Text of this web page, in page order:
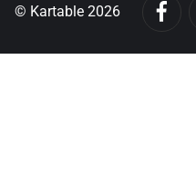
© Kartable 2026